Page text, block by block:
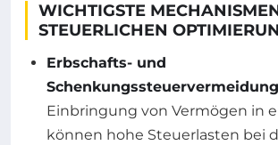
WICHTIGSTE
STEUERLICHEN
Erbschafts- und
Einbringung von Vermögen in
können hohe Steuerlasten bei